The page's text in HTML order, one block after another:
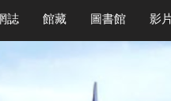
誌 館藏 圖書館 影